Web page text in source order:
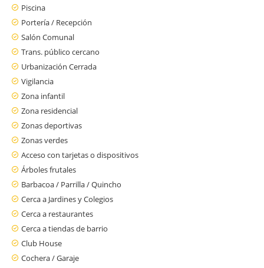
Piscina
Portería / Recepción
Salón Comunal
Trans. público cercano
Urbanización Cerrada
Vigilancia
Zona infantil
Zona residencial
Zonas deportivas
Zonas verdes
Acceso con tarjetas o dispositivos
Árboles frutales
Barbacoa / Parrilla / Quincho
Cerca a Jardines y Colegios
Cerca a restaurantes
Cerca a tiendas de barrio
Club House
Cochera / Garaje